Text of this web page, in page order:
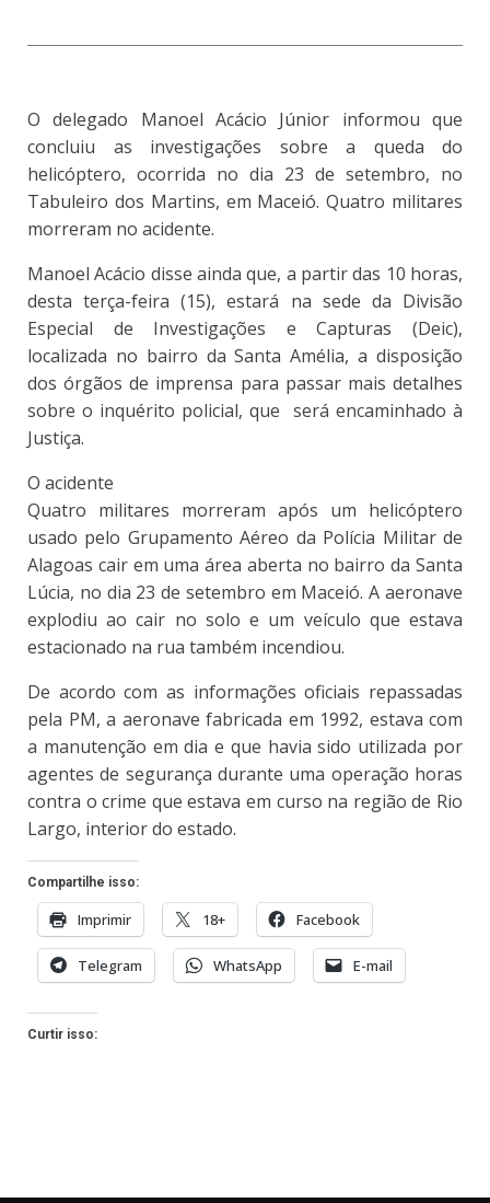
O delegado Manoel Acácio Júnior informou que
concluiu as investigações sobre a queda do
helicóptero, ocorrida no dia 23 de setembro, no
Tabuleiro dos Martins, em Maceió. Quatro militares
morreram no acidente.
Manoel Acácio disse ainda que, a partir das 10 horas,
desta terça-feira (15), estará na sede da Divisão
Especial de Investigações e Capturas (Deic),
localizada no bairro da Santa Amélia, a disposição
dos órgãos de imprensa para passar mais detalhes
sobre o inquérito policial, que será encaminhado à
Justiça.
O acidente
Quatro militares morreram após um helicóptero
usado pelo Grupamento Aéreo da Polícia Militar de
Alagoas cair em uma área aberta no bairro da Santa
Lúcia, no dia 23 de setembro em Maceió. A aeronave
explodiu ao cair no solo e um veículo que estava
estacionado na rua também incendiou.
De acordo com as informações oficiais repassadas
pela PM, a aeronave fabricada em 1992, estava com
a manutenção em dia e que havia sido utilizada por
agentes de segurança durante uma operação horas
contra o crime que estava em curso na região de Rio
Largo, interior do estado.
Compartilhe isso:
Imprimir 18+ Facebook
Telegram WhatsApp E-mail
Curtir isso: